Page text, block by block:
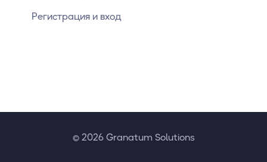
Регистрация и вход
© 2026 Granatum Solutions